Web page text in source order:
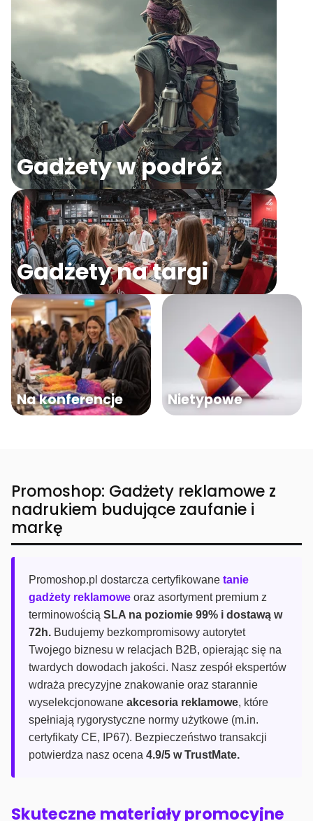
Gadżety w podróż
Gadżety na targi
Na konferencje Nietypowe
Promoshop: Gadżety reklamowe z
nadrukiem budujące zaufanie i
markę
Promoshop.pl dostarcza certyfikowane tanie
gadżety reklamowe oraz asortyment premium z
terminowością SLA na poziomie 99% i dostawą w
72h. Budujemy bezkompromisowy autorytet
Twojego biznesu w relacjach B2B, opierając się na
twardych dowodach jakości. Nasz zespół ekspertów
wdraża precyzyjne znakowanie oraz starannie
wyselekcjonowane akcesoria reklamowe, które
spełniają rygorystyczne normy użytkowe (m.in.
certyfikaty CE, IP67). Bezpieczeństwo transakcji
potwierdza nasz ocena 4.9/5 w TrustMate.
Skuteczne materiały promocyjne